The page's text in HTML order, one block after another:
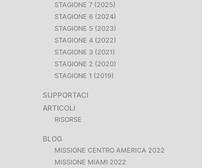
STAGIONE 7 (2025)
STAGIONE 6 (2024)
STAGIONE 5 (2023)
STAGIONE 4 (2022)
STAGIONE 3 (2021)
STAGIONE 2 (2020)
STAGIONE 1 (2019)
SUPPORTACI
ARTICOLI
RISORSE
BLOG
MISSIONE CENTRO AMERICA 2022
MISSIONE MIAMI 2022